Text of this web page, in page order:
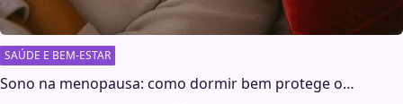
SAÚDE E BEM-ESTAR
Sono na menopausa: como dormir bem protege o…